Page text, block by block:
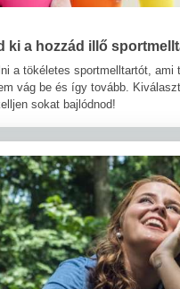
ki a hozzád illő
a tökéletes sportmelltartót, ami
vág be és így tovább.
sokat bajlódnod!